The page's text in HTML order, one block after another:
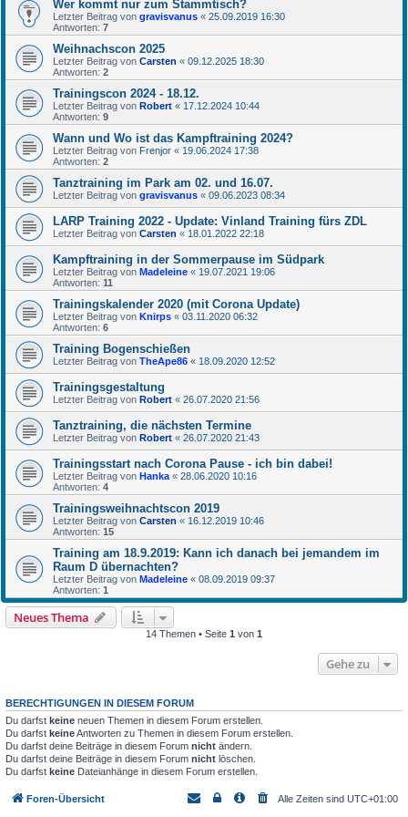
Wer kommt nur zum Stammtisch?
Letzter Beitrag von gravisvanus « 25.09.2019 16:30
Antworten: 7
Weihnachscon 2025
Letzter Beitrag von Carsten « 09.12.2025 18:30
Antworten: 2
Trainingscon 2024 - 18.12.
Letzter Beitrag von Robert « 17.12.2024 10:44
Antworten: 9
Wann und Wo ist das Kampftraining 2024?
Letzter Beitrag von Frenjor « 19.06.2024 17:38
Antworten: 2
Tanztraining im Park am 02. und 16.07.
Letzter Beitrag von gravisvanus « 09.06.2023 08:34
LARP Training 2022 - Update: Vinland Training fürs ZDL
Letzter Beitrag von Carsten « 18.01.2022 22:18
Kampftraining in der Sommerpause im Südpark
Letzter Beitrag von Madeleine « 19.07.2021 19:06
Antworten: 11
Trainingskalender 2020 (mit Corona Update)
Letzter Beitrag von Knirps « 03.11.2020 06:32
Antworten: 6
Training Bogenschießen
Letzter Beitrag von TheApe86 « 18.09.2020 12:52
Trainingsgestaltung
Letzter Beitrag von Robert « 26.07.2020 21:56
Tanztraining, die nächsten Termine
Letzter Beitrag von Robert « 26.07.2020 21:43
Trainingsstart nach Corona Pause - ich bin dabei!
Letzter Beitrag von Hanka « 28.06.2020 10:16
Antworten: 4
Trainingsweihnachtscon 2019
Letzter Beitrag von Carsten « 16.12.2019 10:46
Antworten: 15
Training am 18.9.2019: Kann ich danach bei jemandem im
Raum D übernachten?
Letzter Beitrag von Madeleine « 08.09.2019 09:37
Antworten: 1
Neues Thema
14 Themen • Seite 1 von 1
Gehe zu
BERECHTIGUNGEN IN DIESEM FORUM
Du darfst keine neuen Themen in diesem Forum erstellen.
Du darfst keineAntworten zu Themen in diesem Forum erstellen.
Du darfst deine Beiträge in diesem Forum nicht ändern.
Du darfst deine Beiträge in diesem Forum nicht löschen.
Du darfst keine Dateianhänge in diesem Forum erstellen.
Foren-Übersicht Alle Zeiten sind UTC+01:00